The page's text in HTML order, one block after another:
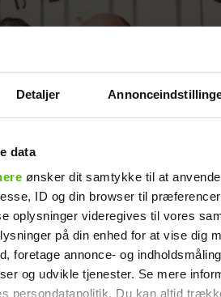
Detaljer
data
ønsker dit samtykke til at
ID og din browser til
oplysninger videregives til vores
på din enhed for at vise dig
foretage annonce- og
og udvikle tjenester. Se mere
persondatapolitik. Du kan altid
Susanne og Bo
”Da vi
vi solgt”